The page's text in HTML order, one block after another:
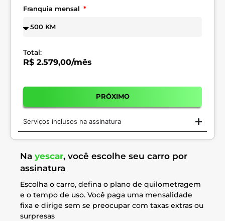
Franquia mensal
Total:
R$ 2.579,00/mês
PRÓXIMO
Serviços inclusos na assinatura
Na yescar, você escolhe seu carro por
assinatura
Escolha o carro, defina o plano de quilometragem
e o tempo de uso. Você paga uma mensalidade
fixa e dirige sem se preocupar com taxas extras ou
surpresas